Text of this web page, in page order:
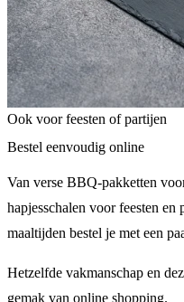
Ook voor feesten of partijen
Bestel eenvoudig online
Van verse BBQ-pakketten
hapjesschalen voor feesten
maaltijden bestel je met een
Hetzelfde vakmanschap en
gemak van online shopping.